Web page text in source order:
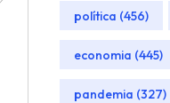
política (456)
economia (445)
pandemia (327)